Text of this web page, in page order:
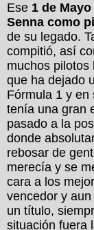
Ese 1 de
Senna como
de su legado.
compitió, así
muchos pilotos
que ha dejado
Fórmula 1 y en
tenía una gran
pasado a la
donde
rebosar de
merecía y se
cara a los
vencedor y
un título,
situación fuera